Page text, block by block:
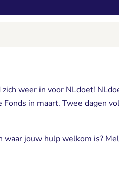
weer in voor NLdoet!
in maart. Twee dagen
jouw hulp welkom is?